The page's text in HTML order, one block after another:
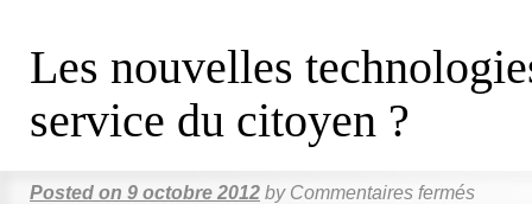
Les nouvelles
service du citoyen ?
Posted on 9 octobre 2012 by Commentaires fermés